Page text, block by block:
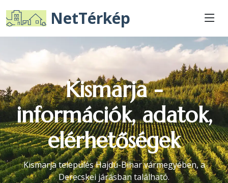
NetTérkép
Kismarja -
információk, adatok,
elérhetőségek
Kismarja település Hajdú-Bihar vármegyében, a
Derecskei járásban található.